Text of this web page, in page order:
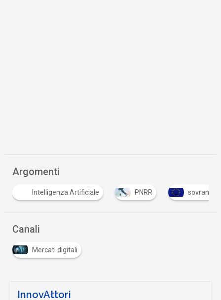
Argomenti
Intelligenza Artificiale PNRR sovranità
Canali
Mercati digitali
InnovAttori